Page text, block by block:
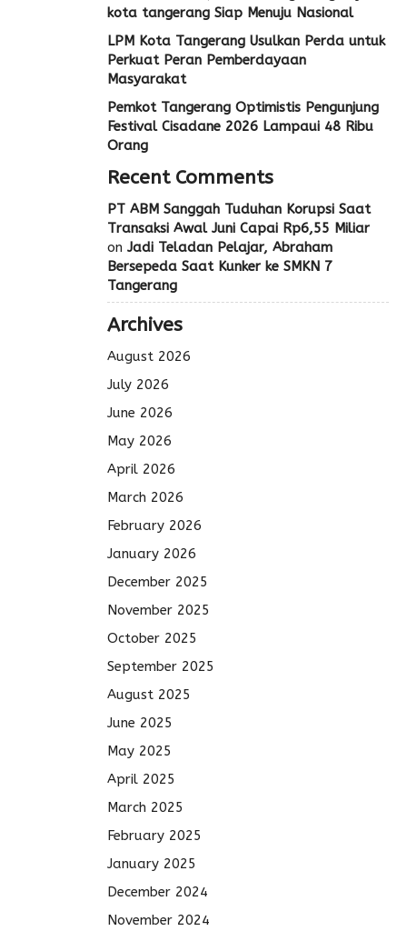
kota tangerang Siap Menuju Nasional
LPM Kota Tangerang Usulkan Perda untuk
Perkuat Peran Pemberdayaan
Masyarakat
Pemkot Tangerang Optimistis Pengunjung
Festival Cisadane 2026 Lampaui 48 Ribu
Orang
Recent Comments
PT ABM Sanggah Tuduhan Korupsi Saat
Transaksi Awal Juni Capai Rp6,55 Miliar
on Jadi Teladan Pelajar, Abraham
Bersepeda Saat Kunker ke SMKN 7
Tangerang
Archives
August 2026
July 2026
June 2026
May 2026
April 2026
March 2026
February 2026
January 2026
December 2025
November 2025
October 2025
September 2025
August 2025
June 2025
May 2025
April 2025
March 2025
February 2025
January 2025
December 2024
November 2024